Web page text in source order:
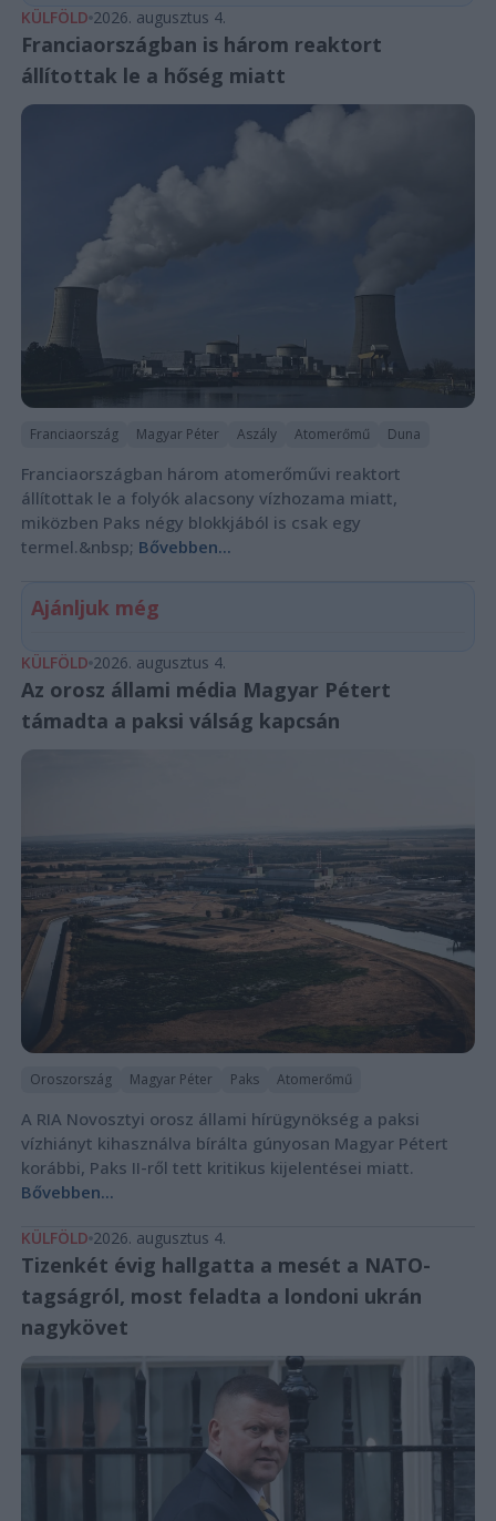
KÜLFÖLD 2026. augusztus 4.
Franciaországban is három reaktort
állítottak le a hőség miatt
Franciaország Magyar Péter Aszály Atomerőmű Duna
Franciaországban három atomerőművi reaktort
állítottak le a folyók alacsony vízhozama miatt,
miközben Paks négy blokkjából is csak egy
termel.&nbsp; Bővebben...
Ajánljuk még
KÜLFÖLD 2026. augusztus 4.
Az orosz állami média Magyar Pétert
támadta a paksi válság kapcsán
Oroszország Magyar Péter Paks Atomerőmű
A RIA Novosztyi orosz állami hírügynökség a paksi
vízhiányt kihasználva bírálta gúnyosan Magyar Pétert
korábbi, Paks II-ről tett kritikus kijelentései miatt.
Bővebben...
KÜLFÖLD 2026. augusztus 4.
Tizenkét évig hallgatta a mesét a NATO-
tagságról, most feladta a londoni ukrán
nagykövet